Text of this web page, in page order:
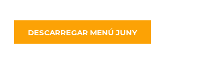
DESCARREGAR MENÚ JUNY